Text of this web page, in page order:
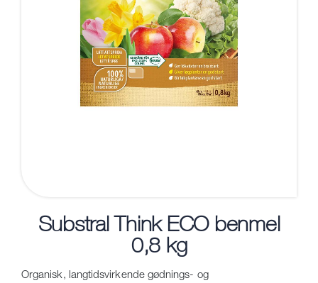
Substral Think ECO benmel
0,8 kg
Organisk, langtidsvirkende gødnings- og